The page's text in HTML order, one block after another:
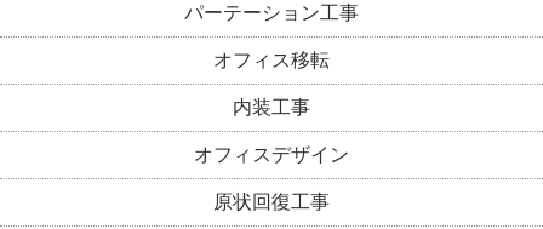
パーテーション工事
オフィス移転
内装工事
オフィスデザイン
原状回復工事